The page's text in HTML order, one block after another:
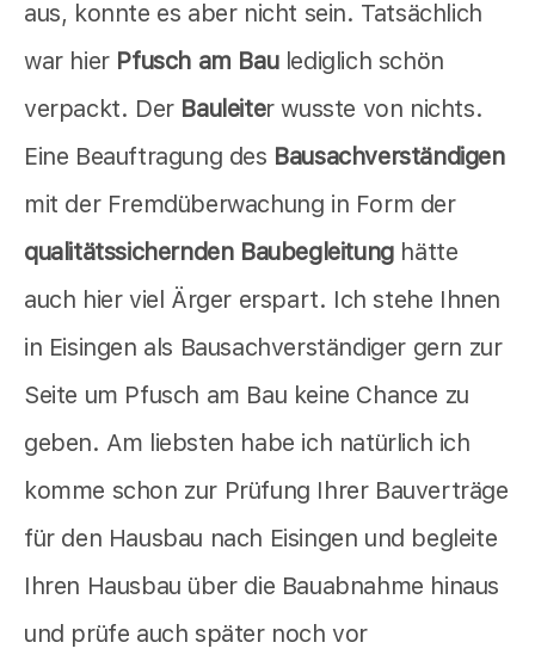
aus, konnte es aber nicht sein. Tatsächlich
war hier Pfusch am Baulediglich schön
verpackt. Der Bauleiter wusste von nichts.
Eine Beauftragung des Bausachverständigen
mit der Fremdüberwachung in Form der
qualitätssichernden Baubegleitunghätte
auch hier viel Ärger erspart. Ich stehe Ihnen
in Eisingen als Bausachverständiger gern zur
Seite um Pfusch am Bau keine Chance zu
geben. Am liebsten habe ich natürlich ich
komme schon zur Prüfung Ihrer Bauverträge
für den Hausbau nach Eisingen und begleite
Ihren Hausbau über die Bauabnahme hinaus
und prüfe auch später noch vor